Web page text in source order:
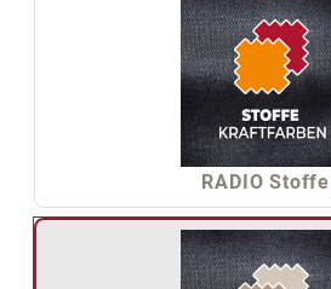
RADIO Stoffe